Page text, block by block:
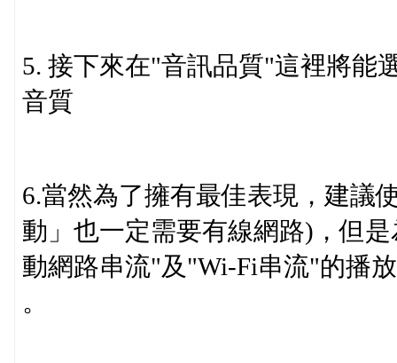
5. 接下來在"音訊品質"這裡將能
音質
6.當然為了擁有最佳表現，建議
動」也一定需要有線網路)，但
動網路串流"及"Wi-Fi串流"的播
。